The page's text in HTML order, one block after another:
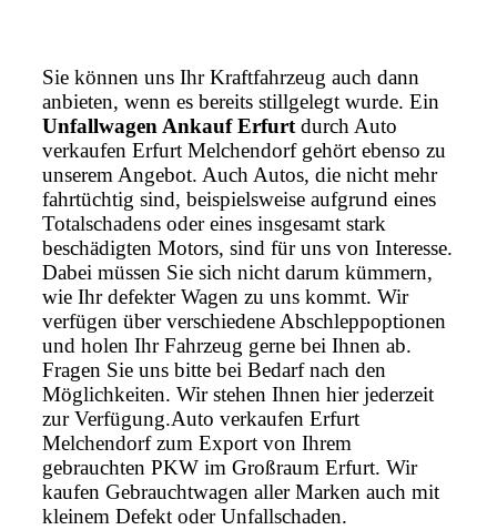
Sie können uns Ihr Kraftfahrzeug auch dann
anbieten, wenn es bereits stillgelegt wurde. Ein
Unfallwagen Ankauf Erfurt durch Auto
verkaufen Erfurt Melchendorf gehört ebenso zu
unserem Angebot. Auch Autos, die nicht mehr
fahrtüchtig sind, beispielsweise aufgrund eines
Totalschadens oder eines insgesamt stark
beschädigten Motors, sind für uns von Interesse.
Dabei müssen Sie sich nicht darum kümmern,
wie Ihr defekter Wagen zu uns kommt. Wir
verfügen über verschiedene Abschleppoptionen
und holen Ihr Fahrzeug gerne bei Ihnen ab.
Fragen Sie uns bitte bei Bedarf nach den
Möglichkeiten. Wir stehen Ihnen hier jederzeit
zur Verfügung.Auto verkaufen Erfurt
Melchendorf zum Export von Ihrem
gebrauchten PKW im Großraum Erfurt. Wir
kaufen Gebrauchtwagen aller Marken auch mit
kleinem Defekt oder Unfallschaden.